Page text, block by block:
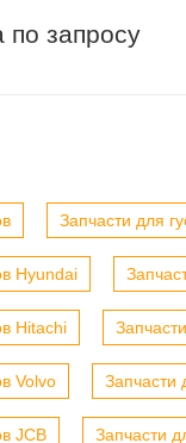
по запросу
Запчасти для
Hyundai
Hitachi
Volvo Запчасти
JCB Запчасти